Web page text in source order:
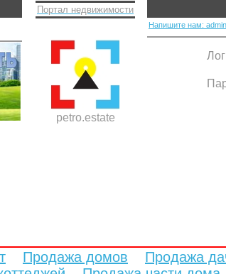
Портал недвижимости
petro.estate
Напишите нам:
Продажа домов Продажа